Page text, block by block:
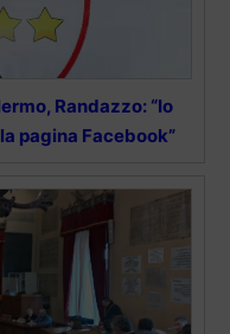
Randazzo: “Io
pagina Facebook”